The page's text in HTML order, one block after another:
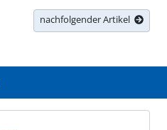
nachfolgender Artikel